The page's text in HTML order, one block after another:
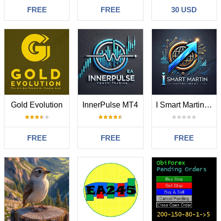
FREE FREE 30 USD
Gold Evolution
FREE
InnerPulse MT4
FREE
I Smart Martin Pro
FREE